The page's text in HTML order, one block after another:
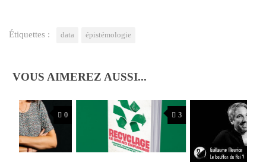
Étiquettes : data épistémologie
VOUS AIMEREZ AUSSI...
3
0